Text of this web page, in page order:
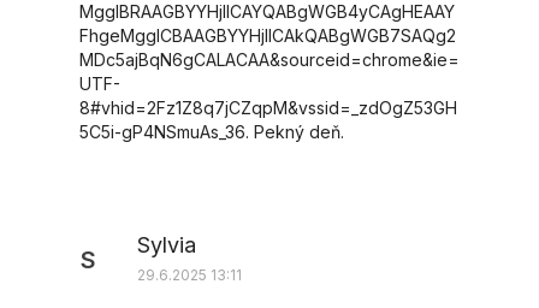
MggIBRAAGBYYHjIICAYQABgWGB4yCAgHEAAY
FhgeMggICBAAGBYYHjIICAkQABgWGB7SAQg2
MDc5ajBqN6gCALACAA&sourceid=chrome&ie=
UTF-
8#vhid=2Fz1Z8q7jCZqpM&vssid=_zdOgZ53GH
5C5i-gP4NSmuAs_36. Pekný deň.
S
Sylvia
29.6.2025 13:11